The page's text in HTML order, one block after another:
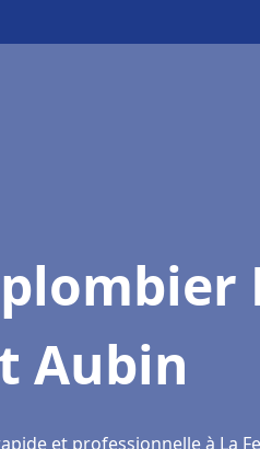
Aubin
et professionnelle à La